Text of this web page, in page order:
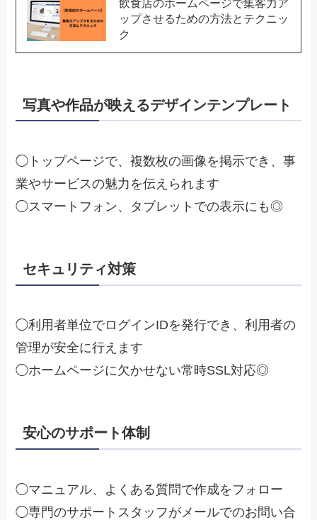
飲食店のホームページで集客力ア
ップさせるための方法とテクニッ
ク
写真や作品が映えるデザインテンプレート
◯トップページで、複数枚の画像を掲示でき、事
業やサービスの魅力を伝えられます
◯スマートフォン、タブレットでの表示にも◎
セキュリティ対策
◯利用者単位でログインIDを発行でき、利用者の
管理が安全に行えます
◯ホームページに欠かせない常時SSL対応◎
安心のサポート体制
◯マニュアル、よくある質問で作成をフォロー
◯専門のサポートスタッフがメールでのお問い合